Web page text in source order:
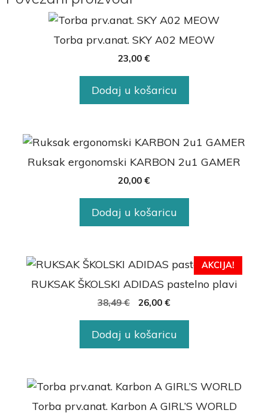
Torba prv.anat. SKY A02 MEOW
23,00 €
Dodaj u košaricu
Ruksak ergonomski KARBON 2u1 GAMER
20,00 €
Dodaj u košaricu
AKCIJA!
RUKSAK ŠKOLSKI ADIDAS pastelno plavi
38,49€ 26,00 €
Dodaj u košaricu
Torba prv.anat. Karbon A GIRL’S WORLD